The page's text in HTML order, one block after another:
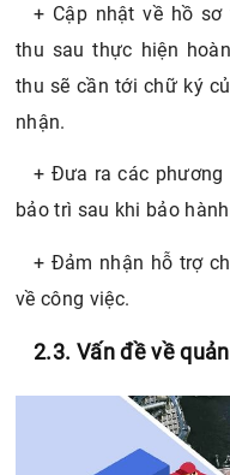
+ Cập nhật về hồ
thu sau thực hiện
thu sẽ cần tới chữ ký
nhận.
+ Đưa ra các phương
bảo trì sau khi bảo
+ Đảm nhận hỗ trợ
về công việc.
2.3. Vấn đề về